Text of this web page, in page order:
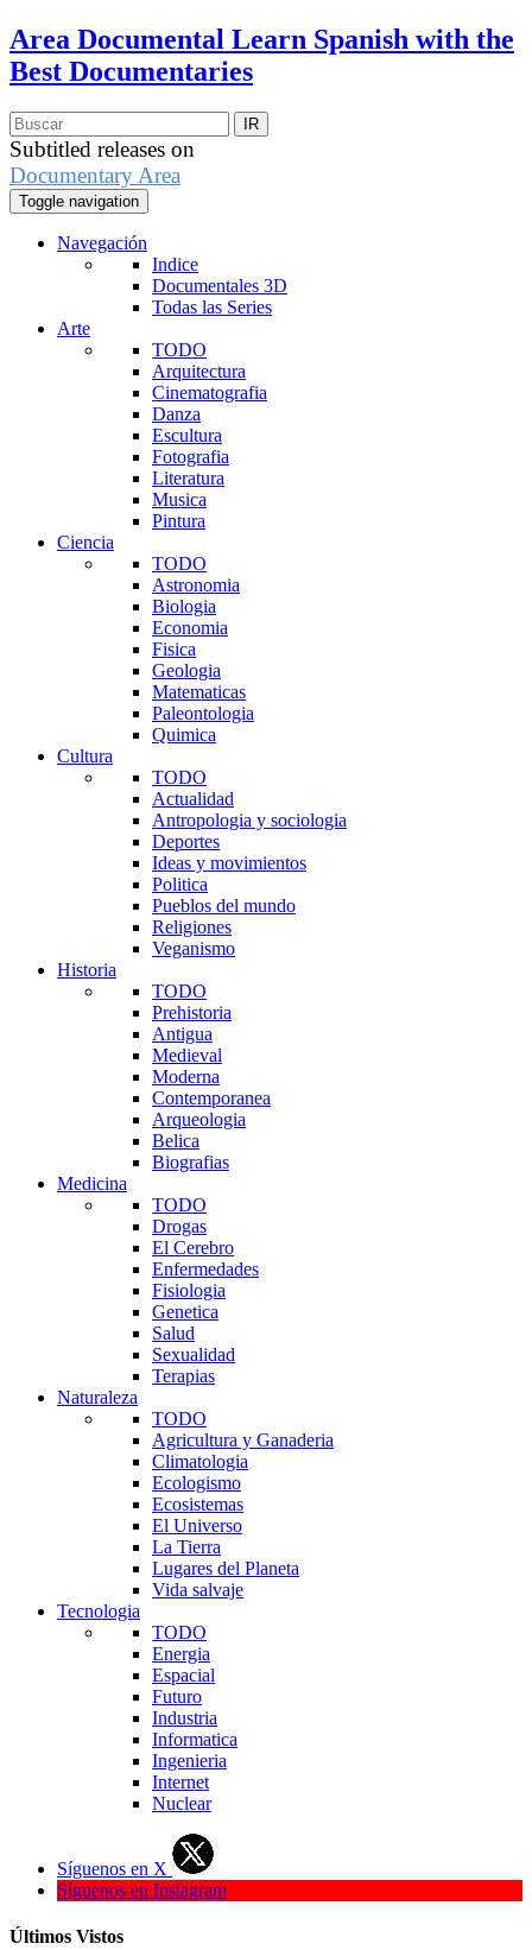
Area Documental Learn Spanish with the
Best Documentaries
Subtitled releases on
Documentary Area
Toggle navigation
Navegación
Indice
Documentales 3D
Todas las Series
Arte
TODO
Arquitectura
Cinematografia
Danza
Escultura
Fotografia
Literatura
Musica
Pintura
Ciencia
TODO
Astronomia
Biologia
Economia
Fisica
Geologia
Matematicas
Paleontologia
Quimica
Cultura
TODO
Actualidad
Antropologia y sociologia
Deportes
Ideas y movimientos
Politica
Pueblos del mundo
Religiones
Veganismo
Historia
TODO
Prehistoria
Antigua
Medieval
Moderna
Contemporanea
Arqueologia
Belica
Biografias
Medicina
TODO
Drogas
El Cerebro
Enfermedades
Fisiologia
Genetica
Salud
Sexualidad
Terapias
Naturaleza
TODO
Agricultura y Ganaderia
Climatologia
Ecologismo
Ecosistemas
El Universo
La Tierra
Lugares del Planeta
Vida salvaje
Tecnologia
TODO
Energia
Espacial
Futuro
Industria
Informatica
Ingenieria
Internet
Nuclear
Síguenos en X
Síguenos en Instagram
Últimos Vistos